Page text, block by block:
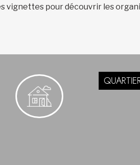
vignettes pour découvrir les